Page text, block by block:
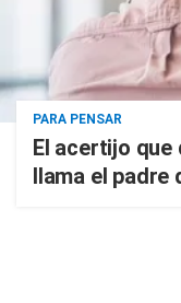
PARA PENSAR
El acertijo
llama el padre